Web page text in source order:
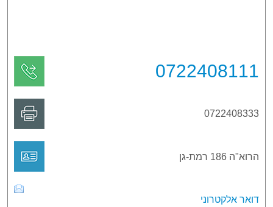
0722408111
0722408333
הרוא"ה 186 רמת-גן
דואר אלקטרוני